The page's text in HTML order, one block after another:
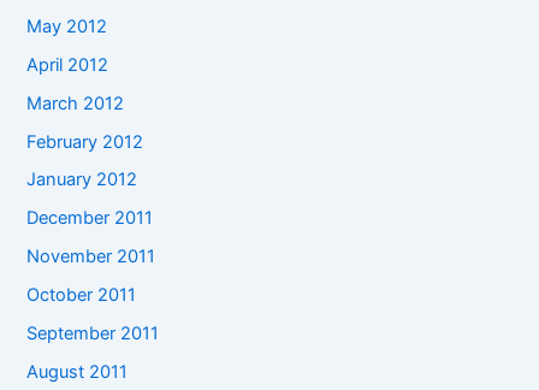
May 2012
April 2012
March 2012
February 2012
January 2012
December 2011
November 2011
October 2011
September 2011
August 2011